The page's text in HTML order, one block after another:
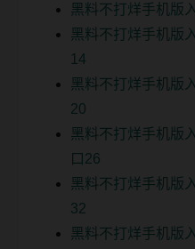
黑料不打烊手机版
黑料不打烊手机版
14
黑料不打烊手机版
20
黑料不打烊手机版
口26
黑料不打烊手机版
32
黑料不打烊手机版